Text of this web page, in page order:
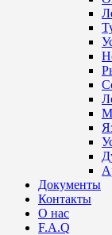
Документы
Контакты
О нас
F.A.Q